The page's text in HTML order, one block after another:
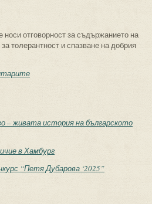
отговорност за съдържанието на
толерантност и спазване на добрия
– живата история на българското
в Хамбург
“Петя Дубарова ‘2025”